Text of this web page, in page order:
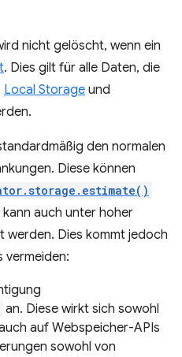
nicht gelöscht, wenn ein
. Dies gilt für alle Daten, die
Local Storage und
den normalen
Diese können
auch unter hoher
werden. Dies kommt jedoch
vermeiden:
an. Diese wirkt sich sowohl
auf Webspeicher-APIs
sowohl von